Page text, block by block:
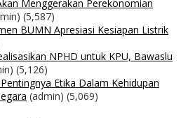
Menggerakan Perekonomian
(5,587)
BUMN Apresiasi Kesiapan Listrik
NPHD untuk KPU, Bawaslu
(5,126)
Etika Dalam Kehidupan
(admin) (5,069)